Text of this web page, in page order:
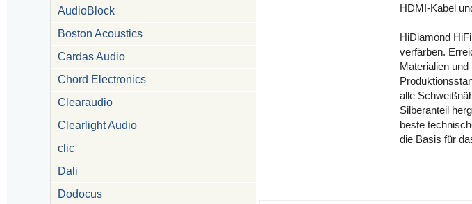
AudioBlock
Boston Acoustics
Cardas Audio
Chord Electronics
Clearaudio
Clearlight Audio
clic
Dali
Dodocus
HDMI-Kabel
HiDiamond
verfärben.
Materialien
alle
Silberanteil
beste
die Basis für